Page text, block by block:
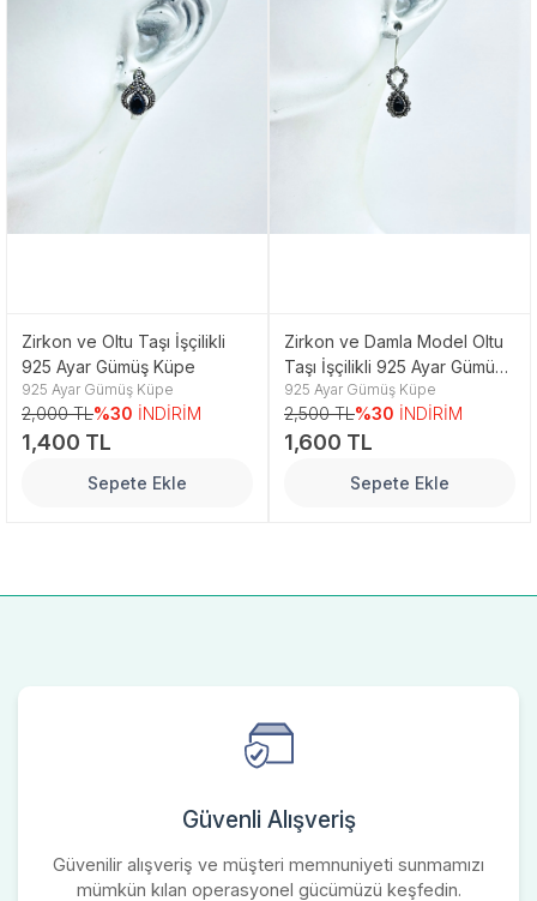
Zirkon ve Oltu Taşı İşçilikli
925 Ayar Gümüş Küpe
925 Ayar Gümüş Küpe
2,000 TL%30 İNDİRİM
1,400 TL
Sepete Ekle
Zirkon ve Damla Model Oltu
Taşı İşçilikli 925 Ayar Gümüş
Küpe
925 Ayar Gümüş Küpe
2,500 TL%30 İNDİRİM
1,600 TL
Sepete Ekle
Güvenli Alışveriş
Güvenilir alışveriş ve müşteri memnuniyeti sunmamızı
mümkün kılan operasyonel gücümüzü keşfedin.